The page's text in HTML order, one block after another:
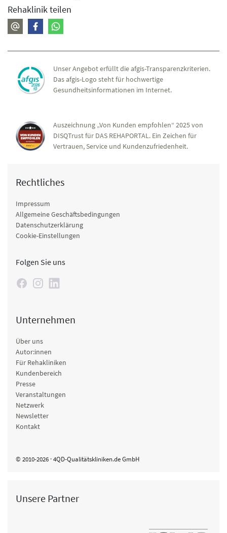
Rehaklinik teilen
Unser Angebot erfüllt die afgis-Transparenzkriterien.
Das afgis-Logo steht für hochwertige
Gesundheitsinformationen im Internet.
Auszeichnung „Von Kunden empfohlen“ 2025 von
DISQTrust für DAS REHAPORTAL. Ein Zeichen für
Vertrauen, Service und Kundenzufriedenheit.
Rechtliches
Impressum
Allgemeine Geschäftsbedingungen
Datenschutzerklärung
Cookie-Einstellungen
Folgen Sie uns
Unternehmen
Über uns
Autor:innen
Für Rehakliniken
Kundenbereich
Presse
Veranstaltungen
Netzwerk
Newsletter
Kontakt
© 2010-2026 · 4QD-Qualitätskliniken.de GmbH
Unsere Partner